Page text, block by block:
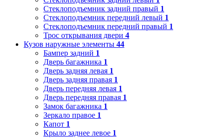
Стеклоподъемник задний правый 1
Стеклоподъемник передний левый 1
Стеклоподъемник передний правый 1
Трос открывания двери 4
Кузов наружные элементы 44
Бампер задний 1
Дверь багажника 1
Дверь задняя левая 1
Дверь задняя правая 1
Дверь передняя левая 1
Дверь передняя правая 1
Замок багажника 1
Зеркало правое 1
Капот 1
Крыло заднее левое 1